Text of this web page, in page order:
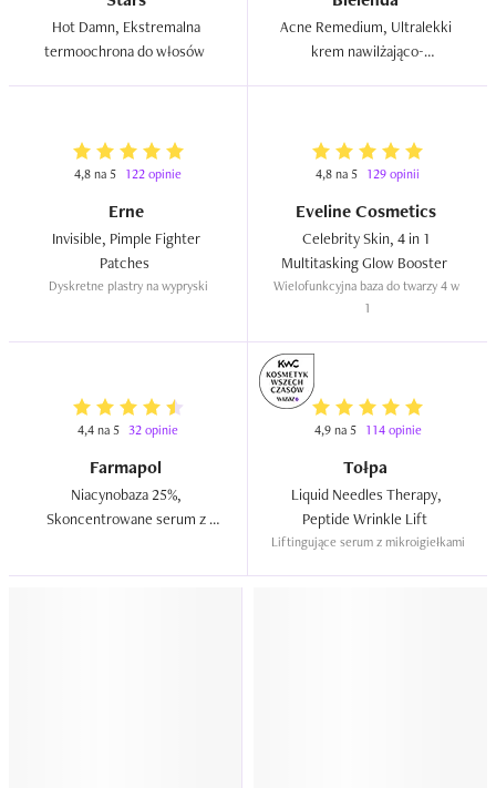
Hot Damn, Ekstremalna
Acne Remedium, Ultralekki
krem nawilżająco-
4,8 na 5 122 opinie
Erne
Invisible, Pimple Fighter
Dyskretne plastry na wypryski
4,8 na 5 129 opinii
Eveline Cosmetics
Celebrity Skin, 4 in 1
Wielofunkcyjna baza do twarzy 4 w
1
4,4 na 5 32 opinie
Farmapol
Niacynobaza 25%,
Skoncentrowane serum z
4,9 na 5 114 opinie
Tołpa
Liquid Needles Therapy,
Liftingujące serum z mikroigiełkami